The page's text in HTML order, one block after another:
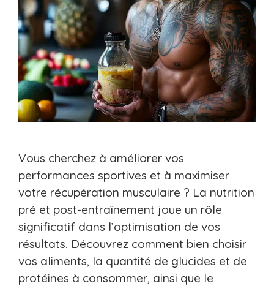
Vous cherchez à améliorer vos
performances sportives et à maximiser
votre récupération musculaire ? La nutrition
pré et post-entraînement joue un rôle
significatif dans l’optimisation de vos
résultats. Découvrez comment bien choisir
vos aliments, la quantité de glucides et de
protéines à consommer, ainsi que le